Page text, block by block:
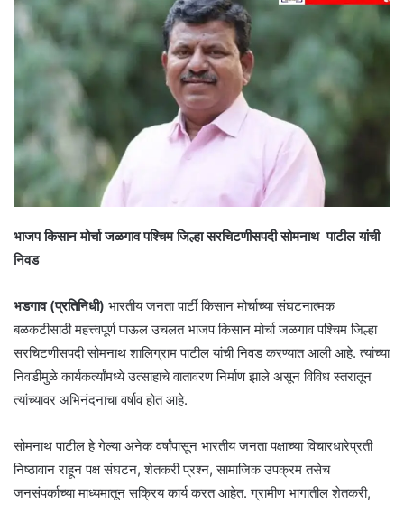
भाजप किसान मोर्चा जळगाव पश्चिम जिल्हा सरचिटणीसपदी सोमनाथ पाटील यांची
निवड
भडगाव (प्रतिनिधी) भारतीय जनता पार्टी किसान मोर्चाच्या संघटनात्मक
बळकटीसाठी महत्त्वपूर्ण पाऊल उचलत भाजप किसान मोर्चा जळगाव पश्चिम जिल्हा
सरचिटणीसपदी सोमनाथ शालिग्राम पाटील यांची निवड करण्यात आली आहे. त्यांच्या
निवडीमुळे कार्यकर्त्यांमध्ये उत्साहाचे वातावरण निर्माण झाले असून विविध स्तरातून
त्यांच्यावर अभिनंदनाचा वर्षाव होत आहे.
सोमनाथ पाटील हे गेल्या अनेक वर्षांपासून भारतीय जनता पक्षाच्या विचारधारेप्रती
निष्ठावान राहून पक्ष संघटन, शेतकरी प्रश्न, सामाजिक उपक्रम तसेच
जनसंपर्काच्या माध्यमातून सक्रिय कार्य करत आहेत. ग्रामीण भागातील शेतकरी,